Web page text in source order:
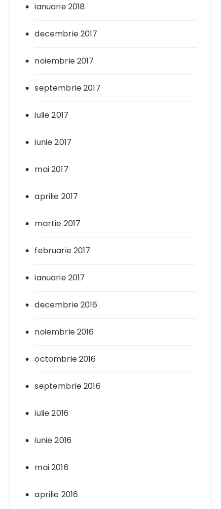
ianuarie 2018
decembrie 2017
noiembrie 2017
septembrie 2017
iulie 2017
iunie 2017
mai 2017
aprilie 2017
martie 2017
februarie 2017
ianuarie 2017
decembrie 2016
noiembrie 2016
octombrie 2016
septembrie 2016
iulie 2016
iunie 2016
mai 2016
aprilie 2016